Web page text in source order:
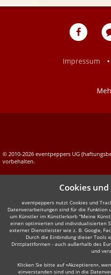
Impressum
•
© 2010-2026 eventpeppers UG
vorbehalten.
Cookies
eventpeppers nutzt Cookies und
Datenverarbeitungen sind für die Funktion
um Künstler im Künstlerkorb "Meine
einen optimierten und individualisierten
externer Dienstleister wie z. B. Google,
Durch die Einbindung dieser Tools
Drittplattformen - auch außerhalb des
und
Klicken Sie bitte auf «Akzeptieren»,
einverstanden sind und in die